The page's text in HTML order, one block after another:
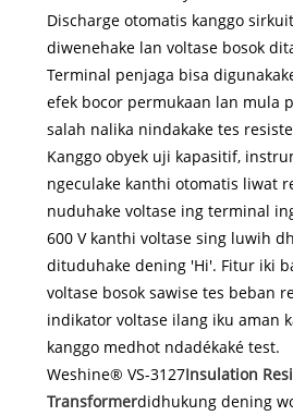
Discharge otomatis kanggo
diwenehake lan voltase bosok
Terminal penjaga bisa
efek bocor permukaan lan mula
salah nalika nindakake tes
Kanggo obyek uji kapasitif,
ngeculake kanthi otomatis liwat
nuduhake voltase ing terminal
600 V kanthi voltase sing luwih
dituduhake dening 'Hi'. Fitur iki
voltase bosok sawise tes beban
indikator voltase ilang iku aman
kanggo medhot ndadékaké test.
Weshine® VS-3127Insulation
Transformerdidhukung dening